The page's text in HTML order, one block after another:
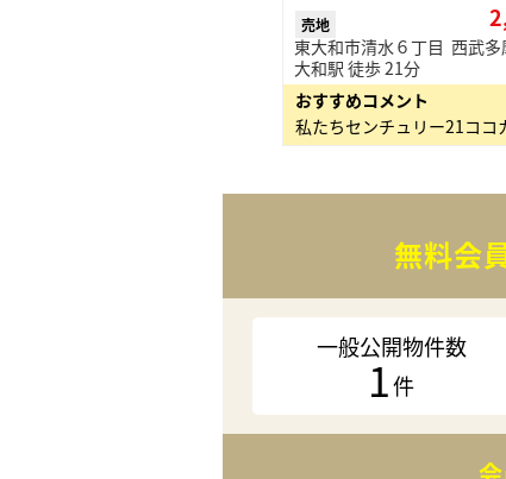
売地
東大和市清水６丁目 西武多
大和駅 徒歩 21分
おすすめコメント
無料会
一般公開物件数
1件